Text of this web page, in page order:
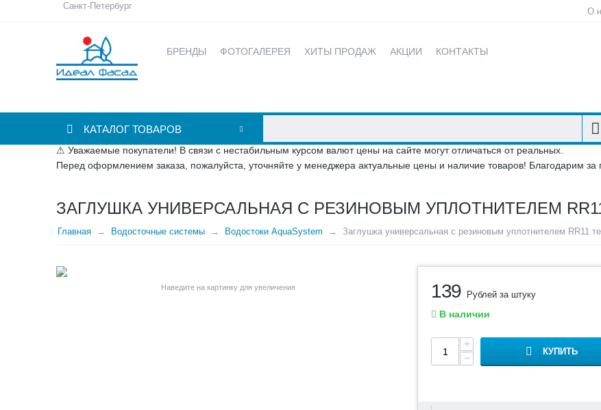
Санкт-Петербург
О
БРЕНДЫ ФОТОГАЛЕРЕЯ ХИТЫ ПРОДАЖ АКЦИИ КОНТАКТЫ
КАТАЛОГ ТОВАРОВ
⚠ Уважаемые покупатели! В связи с нестабильным курсом валют цены на сайте могут отличаться от реальных.
Перед оформлением заказа, пожалуйста, уточняйте у менеджера актуальные цены и наличие товаров! Благодарим за
ЗАГЛУШКА УНИВЕРСАЛЬНАЯ С РЕЗИНОВЫМ УПЛОТНИТЕЛЕМ
Главная Водосточные системы Водостоки AquaSystem Заглушка универсальная с резиновым уплотнителем RR11
Наведите на картинку для увеличения 139 Рублей за штуку
В наличии
+
−
КУПИТЬ